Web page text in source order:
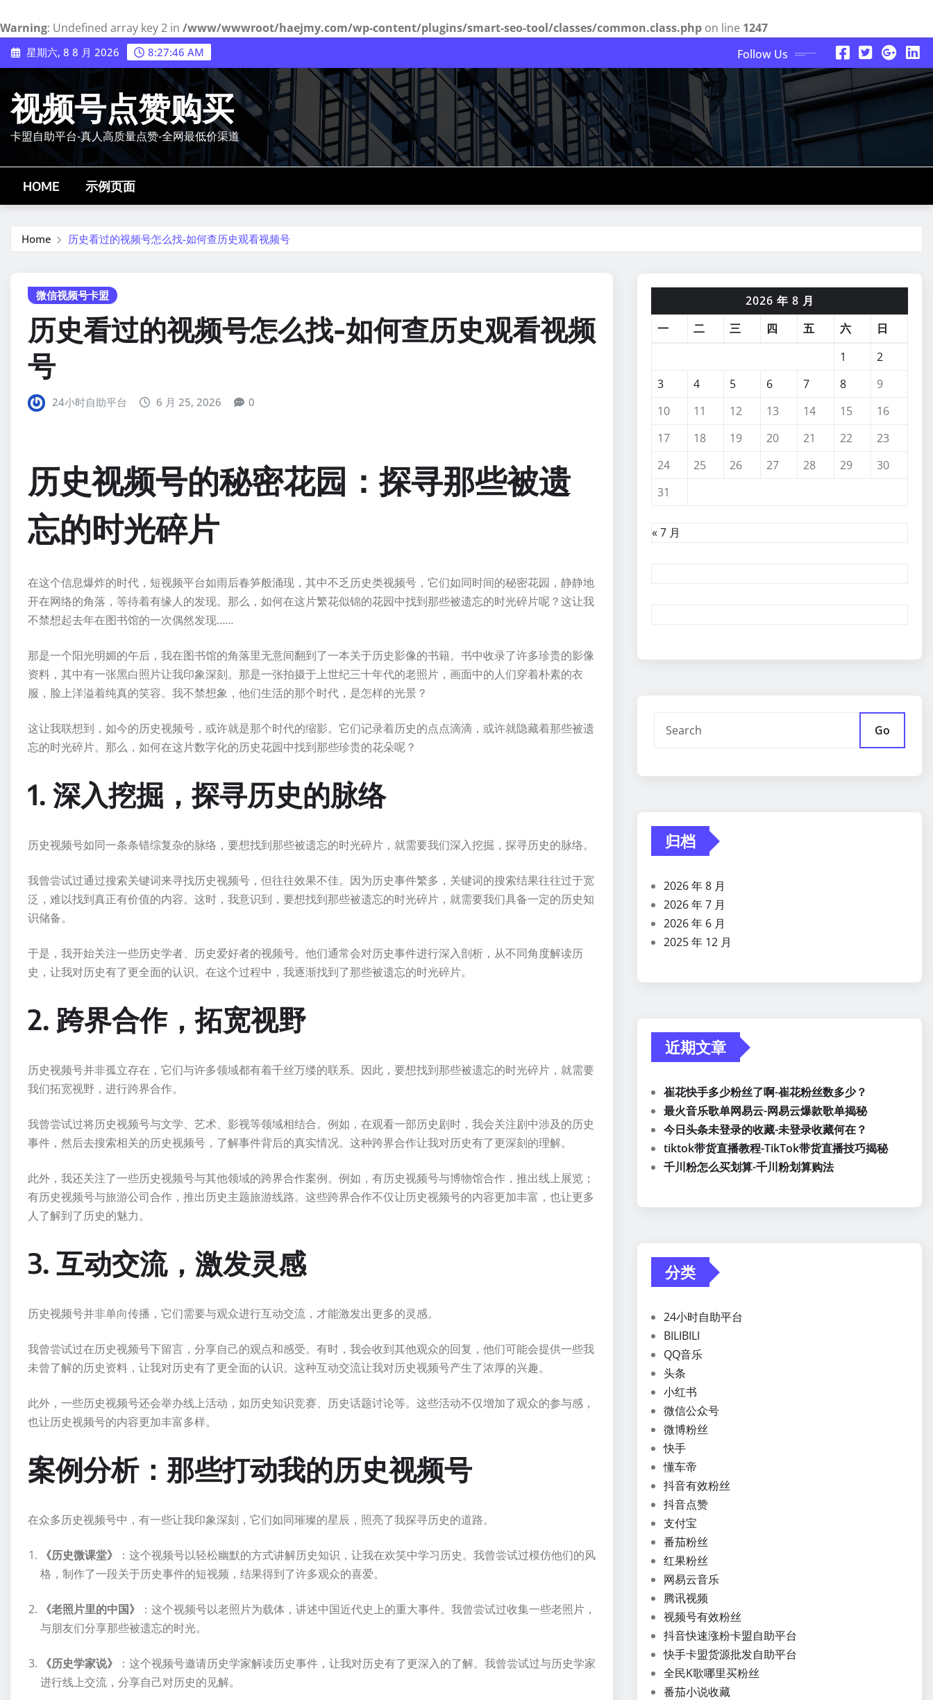
Warning: Undefined array key 2 in /www/wwwroot/haejmy.com/wp-content/plugins/smart-seo-tool/classes/common.class.php on line 1247
Skip
to
星期六, 8 8 月 2026 8:27:47 AM Follow Us
视频号点赞购买
卡盟自助平台-真人高质量点赞-全网最低价渠道
HOME 示例页面
Home 历史看过的视频号怎么找-如何查历史观看视频号
微信视频号卡盟
历史看过的视频号怎么找-如何查历史观看视频
号
24小时自助平台 6 月 25, 2026 0
历史视频号的秘密花园：探寻那些被遗
忘的时光碎片
在这个信息爆炸的时代，短视频平台如雨后春笋般涌现，其中不乏历史类视频号，它们如同时间的秘密花园，静静地
开在网络的角落，等待着有缘人的发现。那么，如何在这片繁花似锦的花园中找到那些被遗忘的时光碎片呢？这让我
不禁想起去年在图书馆的一次偶然发现……
那是一个阳光明媚的午后，我在图书馆的角落里无意间翻到了一本关于历史影像的书籍。书中收录了许多珍贵的影像
资料，其中有一张黑白照片让我印象深刻。那是一张拍摄于上世纪三十年代的老照片，画面中的人们穿着朴素的衣
服，脸上洋溢着纯真的笑容。我不禁想象，他们生活的那个时代，是怎样的光景？
这让我联想到，如今的历史视频号，或许就是那个时代的缩影。它们记录着历史的点点滴滴，或许就隐藏着那些被遗
忘的时光碎片。那么，如何在这片数字化的历史花园中找到那些珍贵的花朵呢？
1. 深入挖掘，探寻历史的脉络
历史视频号如同一条条错综复杂的脉络，要想找到那些被遗忘的时光碎片，就需要我们深入挖掘，探寻历史的脉络。
我曾尝试过通过搜索关键词来寻找历史视频号，但往往效果不佳。因为历史事件繁多，关键词的搜索结果往往过于宽
泛，难以找到真正有价值的内容。这时，我意识到，要想找到那些被遗忘的时光碎片，就需要我们具备一定的历史知
识储备。
于是，我开始关注一些历史学者、历史爱好者的视频号。他们通常会对历史事件进行深入剖析，从不同角度解读历
史，让我对历史有了更全面的认识。在这个过程中，我逐渐找到了那些被遗忘的时光碎片。
2. 跨界合作，拓宽视野
历史视频号并非孤立存在，它们与许多领域都有着千丝万缕的联系。因此，要想找到那些被遗忘的时光碎片，就需要
我们拓宽视野，进行跨界合作。
我曾尝试过将历史视频号与文学、艺术、影视等领域相结合。例如，在观看一部历史剧时，我会关注剧中涉及的历史
事件，然后去搜索相关的历史视频号，了解事件背后的真实情况。这种跨界合作让我对历史有了更深刻的理解。
此外，我还关注了一些历史视频号与其他领域的跨界合作案例。例如，有历史视频号与博物馆合作，推出线上展览；
有历史视频号与旅游公司合作，推出历史主题旅游线路。这些跨界合作不仅让历史视频号的内容更加丰富，也让更多
人了解到了历史的魅力。
3. 互动交流，激发灵感
历史视频号并非单向传播，它们需要与观众进行互动交流，才能激发出更多的灵感。
我曾尝试过在历史视频号下留言，分享自己的观点和感受。有时，我会收到其他观众的回复，他们可能会提供一些我
未曾了解的历史资料，让我对历史有了更全面的认识。这种互动交流让我对历史视频号产生了浓厚的兴趣。
此外，一些历史视频号还会举办线上活动，如历史知识竞赛、历史话题讨论等。这些活动不仅增加了观众的参与感，
也让历史视频号的内容更加丰富多样。
案例分析：那些打动我的历史视频号
在众多历史视频号中，有一些让我印象深刻，它们如同璀璨的星辰，照亮了我探寻历史的道路。
《历史微课堂》
：这个视频号以轻松幽默的方式讲解历史知识，让我在欢笑中学习历史。我曾尝试过模仿他们的风
格，制作了一段关于历史事件的短视频，结果得到了许多观众的喜爱。
《老照片里的中国》
：这个视频号以老照片为载体，讲述中国近代史上的重大事件。我曾尝试过收集一些老照片，
与朋友们分享那些被遗忘的时光。
《历史学家说》
：这个视频号邀请历史学家解读历史事件，让我对历史有了更深入的了解。我曾尝试过与历史学家
进行线上交流，分享自己对历史的见解。
2026 年 8 月
一
二 三 四 五 六
日
1
2
3
4 5 6 7 8
9
10
11 12 13 14 15
16
17
18 19 20 21 22
23
24
25 26 27 28 29
30
31
« 7 月
Go
归档
2026 年 8 月
2026 年 7 月
2026 年 6 月
2025 年 12 月
近期文章
崔花快手多少粉丝了啊-崔花粉丝数多少？
最火音乐歌单网易云-网易云爆款歌单揭秘
今日头条未登录的收藏-未登录收藏何在？
tiktok带货直播教程-TikTok带货直播技巧揭秘
千川粉怎么买划算-千川粉划算购法
分类
24小时自助平台
BILIBILI
QQ音乐
头条
小红书
微信公众号
微博粉丝
快手
懂车帝
抖音有效粉丝
抖音点赞
支付宝
番茄粉丝
红果粉丝
网易云音乐
腾讯视频
视频号有效粉丝
抖音快速涨粉卡盟自助平台
快手卡盟货源批发自助平台
全民K歌哪里买粉丝
番茄小说收藏